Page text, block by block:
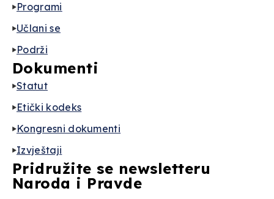
Programi
Učlani se
Podrži
Dokumenti
Statut
Etički kodeks
Kongresni dokumenti
Izvještaji
Pridružite se newsletteru
Naroda i Pravde